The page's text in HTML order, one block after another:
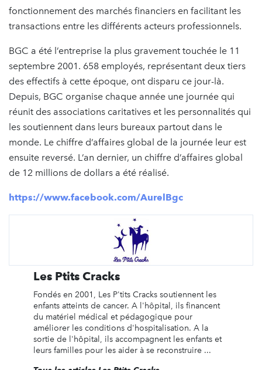
fonctionnement des marchés financiers en facilitant les
transactions entre les différents acteurs professionnels.
BGC a été l’entreprise la plus gravement touchée le 11
septembre 2001. 658 employés, représentant deux tiers
des effectifs à cette époque, ont disparu ce jour-là.
Depuis, BGC organise chaque année une journée qui
réunit des associations caritatives et les personnalités qui
les soutiennent dans leurs bureaux partout dans le
monde. Le chiffre d’affaires global de la journée leur est
ensuite reversé. L’an dernier, un chiffre d’affaires global
de 12 millions de dollars a été réalisé.
https://www.facebook.com/AurelBgc
Les Ptits Cracks
Fondés en 2001, Les P'tits Cracks soutiennent les
enfants atteints de cancer. A l'hôpital, ils financent
du matériel médical et pédagogique pour
améliorer les conditions d'hospitalisation. A la
sortie de l'hôpital, ils accompagnent les enfants et
leurs familles pour les aider à se reconstruire ...